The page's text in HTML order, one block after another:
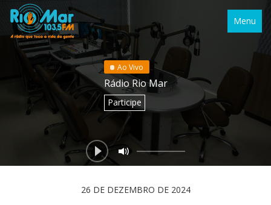
Menu
Ao Vivo
Rádio Rio Mar
Participe
26 DE DEZEMBRO DE 2024